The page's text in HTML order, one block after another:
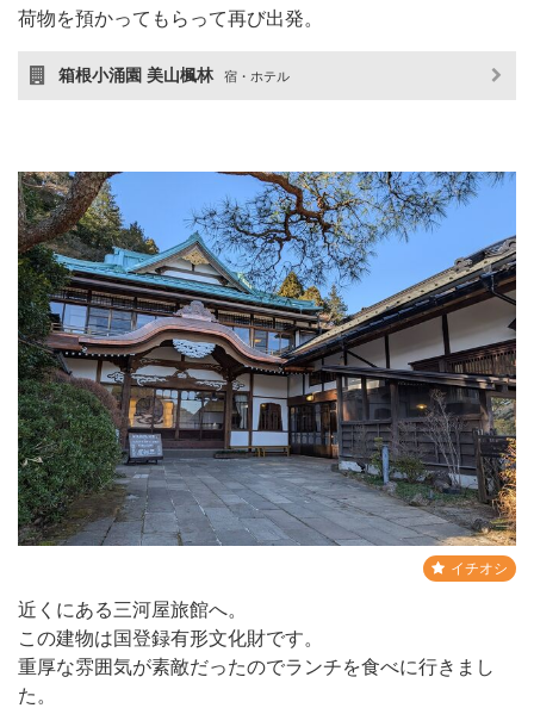
荷物を預かってもらって再び出発。
箱根小涌園 美山楓林 宿・ホテル
イチオシ
近くにある三河屋旅館へ。
この建物は国登録有形文化財です。
重厚な雰囲気が素敵だったのでランチを食べに行きまし
た。